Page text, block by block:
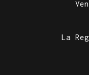
La